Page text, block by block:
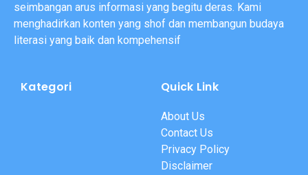
seimbangan arus informasi yang begitu deras. Kami
menghadirkan konten yang shof dan membangun budaya
literasi yang baik dan kompehensif
Kategori Quick Link
About Us
Contact Us
Privacy Policy
Disclaimer